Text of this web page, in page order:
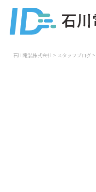
石川電装株式会社 > スタッフブログ >